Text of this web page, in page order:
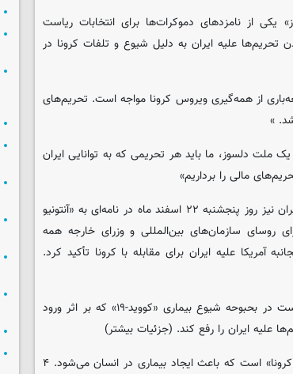
یکی از نامزدهای دموکرات‌ها برای انتخابات ریاست
تحریم‌ها علیه ایران به دلیل شیوع و تلفات کرونا در
از همه‌گیری ویروس کرونا مواجه است. تحریم‌های
»
ملت دلسوز، ما باید هر تحریمی که به توانایی ایران
مالی را برداریم»
«محمدجواد ظریف» وزیر خارجه جمهوری اسلامی ایران نیز روز پنجشنبه ۲۲ اسفند ماه در نامه‌ای به «آنتونیو
روسای سازمان‌های بین‌المللی و وزرای خارجه همه
علیه ایران برای مقابله با کرونا تأکید کرد.
وزارت خارجه روسیه نیز روز دوشنبه از آمریکا خواست در بحبوحه شیوع بیماری «کووید-۱۹» که بر اثر ورود
علیه ایران را رفع کند. (جزئیات بیشتر)
کرونای جدید یکی از ۷ نوع ویروس شناخته شده «کرونا» است که باعث ایجاد بیماری در انسان می‌شود. ۴